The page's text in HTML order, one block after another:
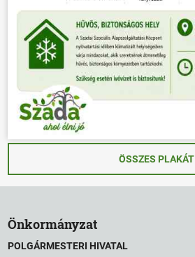
ÖSSZES PLAKÁT
Önkormányzat
POLGÁRMESTERI HIVATAL